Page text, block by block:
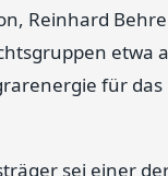
Reinhard
etwa
für
sei einer